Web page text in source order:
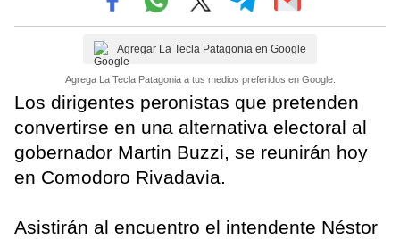
Agregar La Tecla Patagonia en Google
Agrega La Tecla Patagonia a tus medios preferidos en Google.
Los dirigentes peronistas que pretenden
convertirse en una alternativa electoral al
gobernador Martin Buzzi, se reunirán hoy
en Comodoro Rivadavia.
Asistirán al encuentro el intendente Néstor